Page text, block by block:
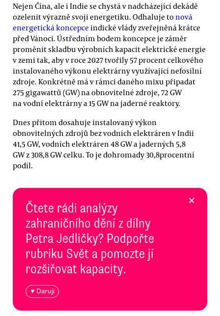
Nejen Čína, ale i Indie se chystá v nadcházející dekádě
ozelenit výrazně svoji energetiku. Odhaluje tonová
energetická koncepce indické vlády zveřejněná krátce
před Vánoci. Ústředním bodem koncepce je záměr
proměnit skladbu výrobních kapacit elektrické energie
v zemi tak, aby v roce 2027 tvořily 57 procent celkového
instalovaného výkonu elektrárny využívající nefosilní
zdroje. Konkrétně má v rámci daného mixu připadat
275 gigawattů (GW) na obnovitelné zdroje, 72 GW
na vodní elektrárny a 15 GW na jaderné reaktory.
Dnes přitom dosahuje instalovaný výkon
obnovitelných zdrojů bez vodních elektráren v Indii
41,5 GW, vodních elektráren 48 GW a jaderných 5,8
GW z 308,8 GW celku. To je dohromady 30,8procentní
podíl.
Čtete rádi analýzy
zahraničního dění z dílny
Petra Jedličky? Podpořte
rubriku Svět a pomozte jí
rozšiřovat kapacity.
♥ Daruji
×